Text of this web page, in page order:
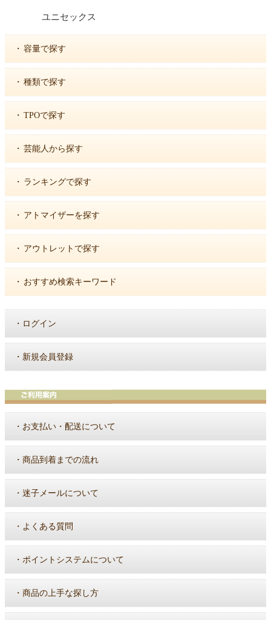
ユニセックス
・ 容量で探す
・ 種類で探す
・ TPOで探す
・ 芸能人から探す
・ ランキングで探す
・ アトマイザーを探す
・ アウトレットで探す
・ おすすめ検索キーワード
・ ログイン
・ 新規会員登録
・ お支払い・配送について
・ 商品到着までの流れ
・ 迷子メールについて
・ よくある質問
・ ポイントシステムについて
・ 商品の上手な探し方